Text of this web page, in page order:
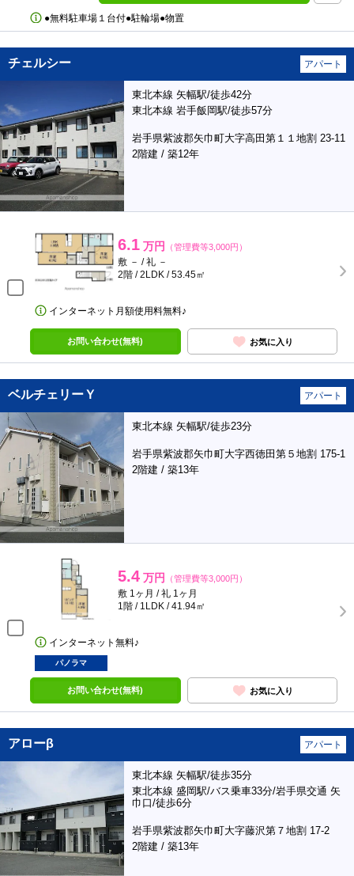
●無料駐車場１台付●駐輪場●物置
チェルシー アパート
東北本線 矢幅駅/徒歩42分
東北本線 岩手飯岡駅/徒歩57分
岩手県紫波郡矢巾町大字高田第１１地割 23-11
2階建 / 築12年
6.1 万円 （管理費等3,000円）
敷 － / 礼 －
2階 / 2LDK / 53.45㎡
インターネット月額使用料無料♪
お問い合わせ(無料) お気に入り
ベルチェリーＹ アパート
東北本線 矢幅駅/徒歩23分
岩手県紫波郡矢巾町大字西徳田第５地割 175-1
2階建 / 築13年
5.4 万円 （管理費等3,000円）
敷 1ヶ月 / 礼 1ヶ月
1階 / 1LDK / 41.94㎡
インターネット無料♪
パノラマ
お問い合わせ(無料) お気に入り
アローβ アパート
東北本線 矢幅駅/徒歩35分
東北本線 盛岡駅/バス乗車33分/岩手県交通 矢
巾口/徒歩6分
岩手県紫波郡矢巾町大字藤沢第７地割 17-2
2階建 / 築13年